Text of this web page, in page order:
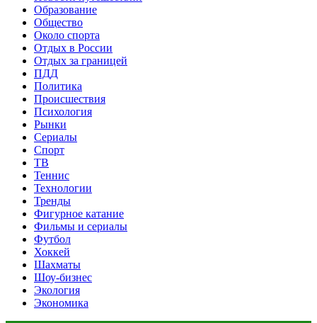
Образование
Общество
Около спорта
Отдых в России
Отдых за границей
ПДД
Политика
Происшествия
Психология
Рынки
Сериалы
Спорт
ТВ
Теннис
Технологии
Тренды
Фигурное катание
Фильмы и сериалы
Футбол
Хоккей
Шахматы
Шоу-бизнес
Экология
Экономика